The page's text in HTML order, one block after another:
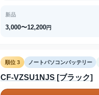
新品
3,000〜12,200円
順位 3 ノートパソコンバッテリー
CF-VZSU1NJS [ブラック]